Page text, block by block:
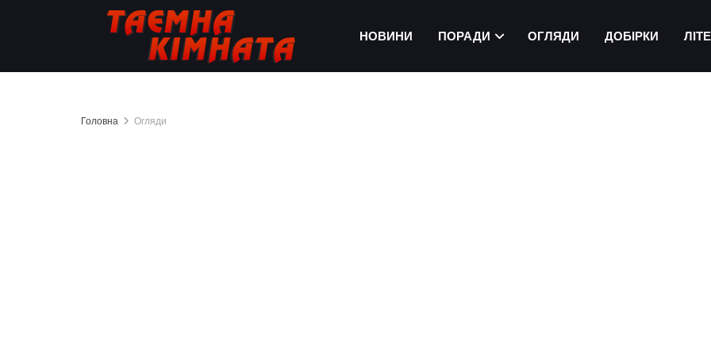
НОВИНИ ПОРАДИ ОГЛЯДИ ДОБІРКИ
Головна Огляди